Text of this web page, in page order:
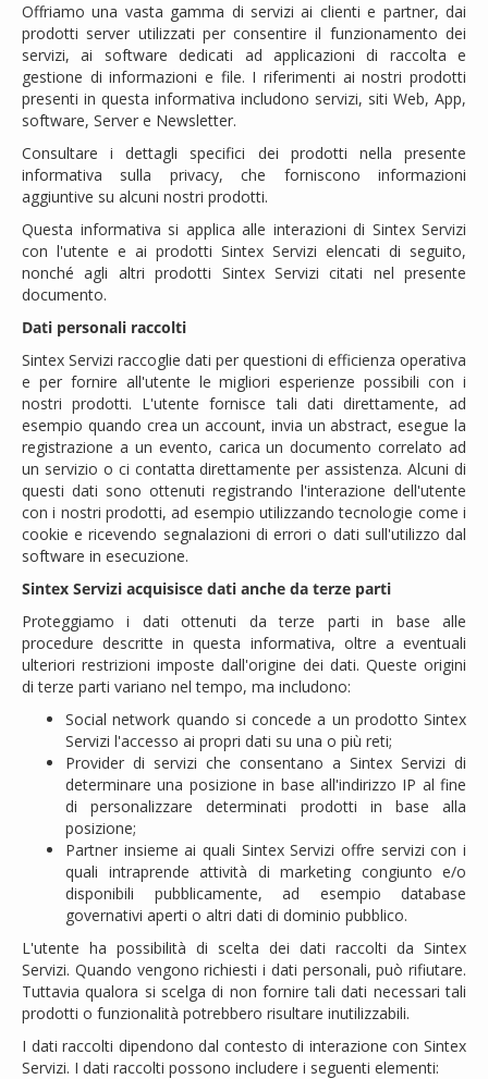
Offriamo una vasta gamma di servizi ai clienti e partner, dai
prodotti server utilizzati per consentire il funzionamento dei
servizi, ai software dedicati ad applicazioni di raccolta e
gestione di informazioni e file. I riferimenti ai nostri prodotti
presenti in questa informativa includono servizi, siti Web, App,
software, Server e Newsletter.
Consultare i dettagli specifici dei prodotti nella presente
informativa sulla privacy, che forniscono informazioni
aggiuntive su alcuni nostri prodotti.
Questa informativa si applica alle interazioni di Sintex Servizi
con l'utente e ai prodotti Sintex Servizi elencati di seguito,
nonché agli altri prodotti Sintex Servizi citati nel presente
documento.
Dati personali raccolti
Sintex Servizi raccoglie dati per questioni di efficienza operativa
e per fornire all'utente le migliori esperienze possibili con i
nostri prodotti. L'utente fornisce tali dati direttamente, ad
esempio quando crea un account, invia un abstract, esegue la
registrazione a un evento, carica un documento correlato ad
un servizio o ci contatta direttamente per assistenza. Alcuni di
questi dati sono ottenuti registrando l'interazione dell'utente
con i nostri prodotti, ad esempio utilizzando tecnologie come i
cookie e ricevendo segnalazioni di errori o dati sull'utilizzo dal
software in esecuzione.
Sintex Servizi acquisisce dati anche da terze parti
Proteggiamo i dati ottenuti da terze parti in base alle
procedure descritte in questa informativa, oltre a eventuali
ulteriori restrizioni imposte dall'origine dei dati. Queste origini
di terze parti variano nel tempo, ma includono:
Social network quando si concede a un prodotto Sintex
Servizi l'accesso ai propri dati su una o più reti;
Provider di servizi che consentano a Sintex Servizi di
determinare una posizione in base all'indirizzo IP al fine
di personalizzare determinati prodotti in base alla
posizione;
Partner insieme ai quali Sintex Servizi offre servizi con i
quali intraprende attività di marketing congiunto e/o
disponibili pubblicamente, ad esempio database
governativi aperti o altri dati di dominio pubblico.
L'utente ha possibilità di scelta dei dati raccolti da Sintex
Servizi. Quando vengono richiesti i dati personali, può rifiutare.
Tuttavia qualora si scelga di non fornire tali dati necessari tali
prodotti o funzionalità potrebbero risultare inutilizzabili.
I dati raccolti dipendono dal contesto di interazione con Sintex
Servizi. I dati raccolti possono includere i seguenti elementi: